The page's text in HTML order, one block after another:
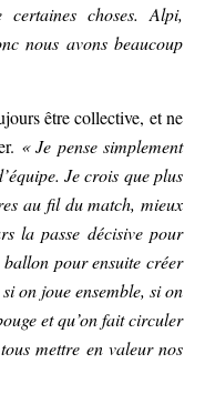
choses. Alpi,
nous avons beaucoup
être collective, et ne
« Je pense simplement
Je crois que plus
au fil du match, mieux
la passe décisive pour
pour ensuite créer
on joue ensemble, si on
et qu’on fait circuler
mettre en valeur nos